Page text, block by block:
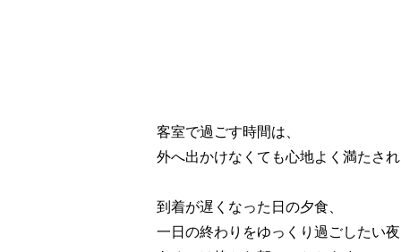
客室で過ごす時間は、
外へ出かけなくても心地よく満たされ
到着が遅くなった日の夕食、
一日の終わりをゆっくり過ごしたい夜